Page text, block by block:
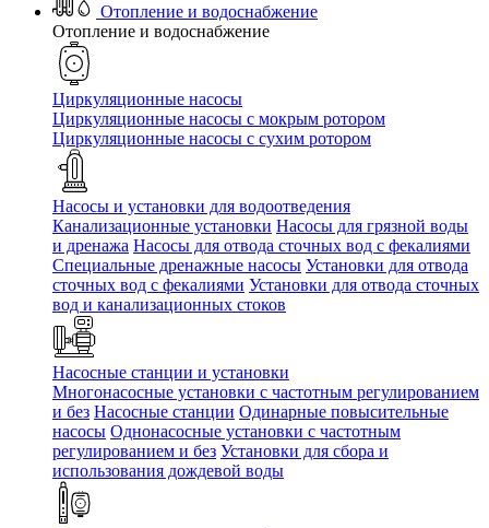
Отопление и водоснабжение
Отопление и водоснабжение
Циркуляционные насосы
Циркуляционные насосы с мокрым ротором
Циркуляционные насосы с сухим ротором
Насосы и установки для водоотведения
Канализационные установки Насосы для грязной воды
и дренажа Насосы для отвода сточных вод c фекалиями
Специальные дренажные насосы Установки для отвода
сточных вод c фекалиями Установки для отвода сточных
вод и канализационных стоков
Насосные станции и установки
Многонасосные установки с частотным регулированием
и без Насосные станции Одинарные повысительные
насосы Однонасосные установки с частотным
регулированием и без Установки для сбора и
использования дождевой воды